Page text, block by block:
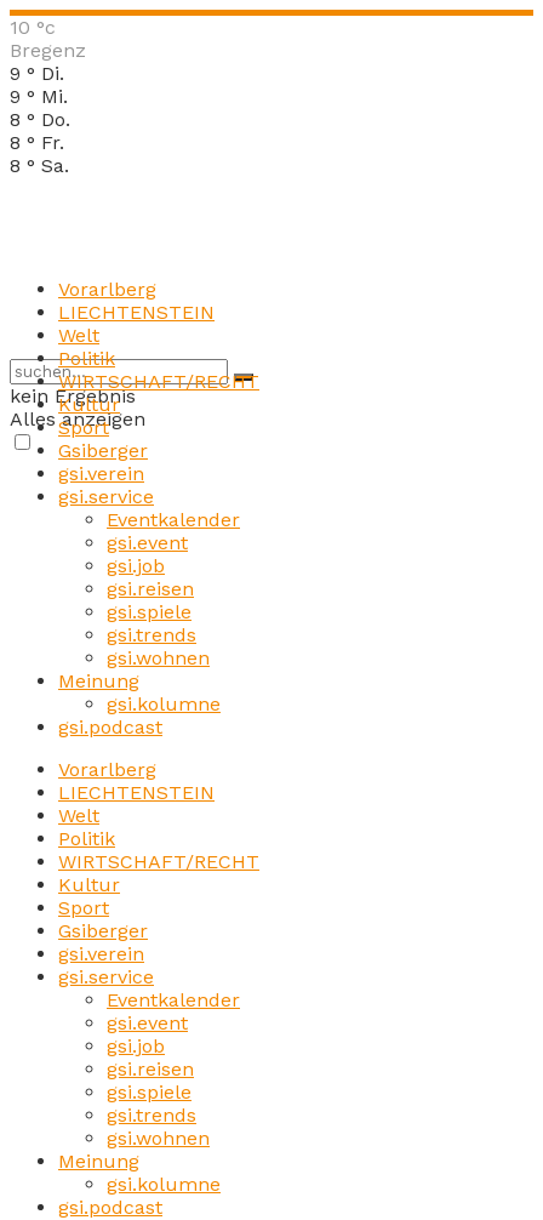
10 °c
Bregenz
9 ° Di.
9 ° Mi.
8 ° Do.
8 ° Fr.
8 ° Sa.
kein Ergebnis
Alles anzeigen
Vorarlberg
LIECHTENSTEIN
Welt
Politik
WIRTSCHAFT/RECHT
Kultur
Sport
Gsiberger
gsi.verein
gsi.service
Eventkalender
gsi.event
gsi.job
gsi.reisen
gsi.spiele
gsi.trends
gsi.wohnen
Meinung
gsi.kolumne
gsi.podcast
Vorarlberg
LIECHTENSTEIN
Welt
Politik
WIRTSCHAFT/RECHT
Kultur
Sport
Gsiberger
gsi.verein
gsi.service
Eventkalender
gsi.event
gsi.job
gsi.reisen
gsi.spiele
gsi.trends
gsi.wohnen
Meinung
gsi.kolumne
gsi.podcast